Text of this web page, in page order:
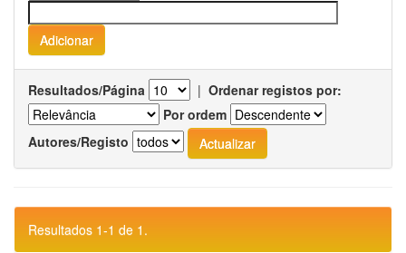
Resultados/Página | Ordenar registos por:
Por ordem
Autores/Registo
Resultados 1-1 de 1.